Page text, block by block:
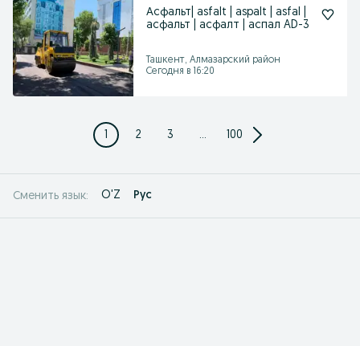
Асфальт| asfalt | aspalt | asfal |
асфальт | асфалт | аспал AD-3
Ташкент, Алмазарский район
Сегодня в 16:20
1 2 3 ... 100
Сменить язык: O'Z Рус